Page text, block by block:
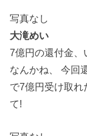
写真なし
大滝めい
7億円の還付金、
なんかね、 今回
で7億円受け取れ
て!